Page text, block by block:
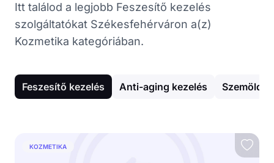
Itt találod a legjobb Feszesítő kezelés
szolgáltatókat Székesfehérváron a(z)
Kozmetika kategóriában.
Feszesítő kezelés Anti-aging kezelés
KOZMETIKA